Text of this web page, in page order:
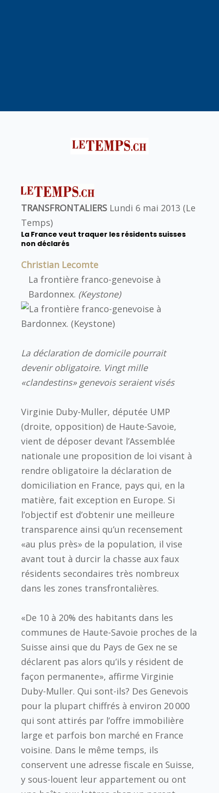
TRANSFRONTALIERS Lundi 6 mai 2013 (Le
Temps)
La France veut traquer les résidents suisses
non déclarés
Christian Lecomte
La frontière franco-genevoise à
Bardonnex. (Keystone)
La déclaration de domicile pourrait
devenir obligatoire. Vingt mille
«clandestins» genevois seraient visés
Virginie Duby-Muller, députée UMP
(droite, opposition) de Haute-Savoie,
vient de déposer devant l’Assemblée
nationale une proposition de loi visant à
rendre obligatoire la déclaration de
domiciliation en France, pays qui, en la
matière, fait exception en Europe. Si
l’objectif est d’obtenir une meilleure
transparence ainsi qu’un recensement
«au plus près» de la population, il vise
avant tout à durcir la chasse aux faux
résidents secondaires très nombreux
dans les zones transfrontalières.
«De 10 à 20% des habitants dans les
communes de Haute-Savoie proches de la
Suisse ainsi que du Pays de Gex ne se
déclarent pas alors qu’ils y résident de
façon permanente», affirme Virginie
Duby-Muller. Qui sont-ils? Des Genevois
pour la plupart chiffrés à environ 20 000
qui sont attirés par l’offre immobilière
large et parfois bon marché en France
voisine. Dans le même temps, ils
conservent une adresse fiscale en Suisse,
y sous-louent leur appartement ou ont